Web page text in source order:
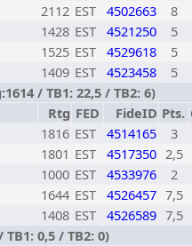
2112 EST 4502663
8
1428 EST 4521250
5
1525 EST 4529618
5
1409 EST 4523458
5
/ TB1: 22,5 / TB2: 6)
Rtg FED FideID Pts.
1816 EST 4514165
3
1801 EST 4517350 2,5
1000 EST 4533976
2
1644 EST 4526457 7,5
1408 EST 4526589 7,5
0,5 / TB2: 0)